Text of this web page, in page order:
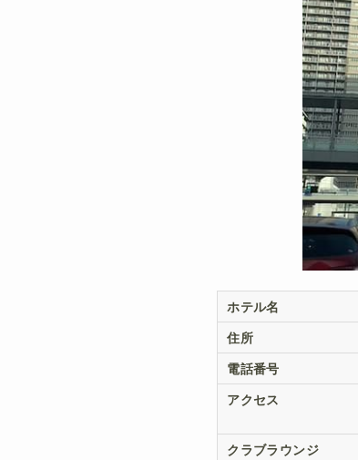
ホテル名
住所
電話番号
アクセス
クラブラウンジ